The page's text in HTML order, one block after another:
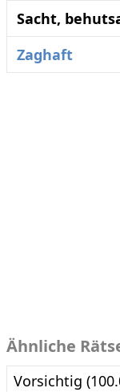
Sacht,
Zaghaft
Ähnliche
Vorsichtig